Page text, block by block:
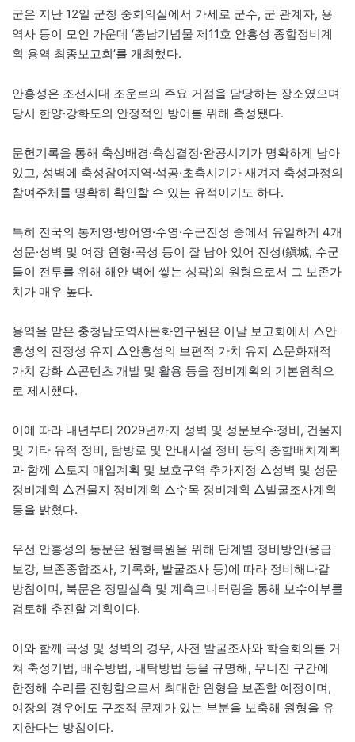
군은 지난 12일 군청 중회의실에서 가세로 군수, 군 관계자, 용
역사 등이 모인 가운데 ‘충남기념물 제11호 안흥성 종합정비계
획 용역 최종보고회’를 개최했다.
안흥성은 조선시대 조운로의 주요 거점을 담당하는 장소였으며
당시 한양·강화도의 안정적인 방어를 위해 축성됐다.
문헌기록을 통해 축성배경·축성결정·완공시기가 명확하게 남아
있고, 성벽에 축성참여지역·석공·초축시기가 새겨져 축성과정의
참여주체를 명확히 확인할 수 있는 유적이기도 하다.
특히 전국의 통제영·방어영·수영·수군진성 중에서 유일하게 4개
성문·성벽 및 여장 원형·곡성 등이 잘 남아 있어 진성(鎭城, 수군
들이 전투를 위해 해안 벽에 쌓는 성곽)의 원형으로서 그 보존가
치가 매우 높다.
용역을 맡은 충청남도역사문화연구원은 이날 보고회에서 △안
흥성의 진정성 유지 △안흥성의 보편적 가치 유지 △문화재적
가치 강화 △콘텐츠 개발 및 활용 등을 정비계획의 기본원칙으
로 제시했다.
이에 따라 내년부터 2029년까지 성벽 및 성문보수·정비, 건물지
및 기타 유적 정비, 탐방로 및 안내시설 정비 등의 종합배치계획
과 함께 △토지 매입계획 및 보호구역 추가지정 △성벽 및 성문
정비계획 △건물지 정비계획 △수목 정비계획 △발굴조사계획
등을 밝혔다.
우선 안흥성의 동문은 원형복원을 위해 단계별 정비방안(응급
보강, 보존종합조사, 기록화, 발굴조사 등)에 따라 정비해나갈
방침이며, 북문은 정밀실측 및 계측모니터링을 통해 보수여부를
검토해 추진할 계획이다.
이와 함께 곡성 및 성벽의 경우, 사전 발굴조사와 학술회의를 거
쳐 축성기법, 배수방법, 내탁방법 등을 규명해, 무너진 구간에
한정해 수리를 진행함으로서 최대한 원형을 보존할 예정이며,
여장의 경우에도 구조적 문제가 있는 부분을 보축해 원형을 유
지한다는 방침이다.